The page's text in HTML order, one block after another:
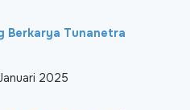
Berkarya Tunanetra
2025